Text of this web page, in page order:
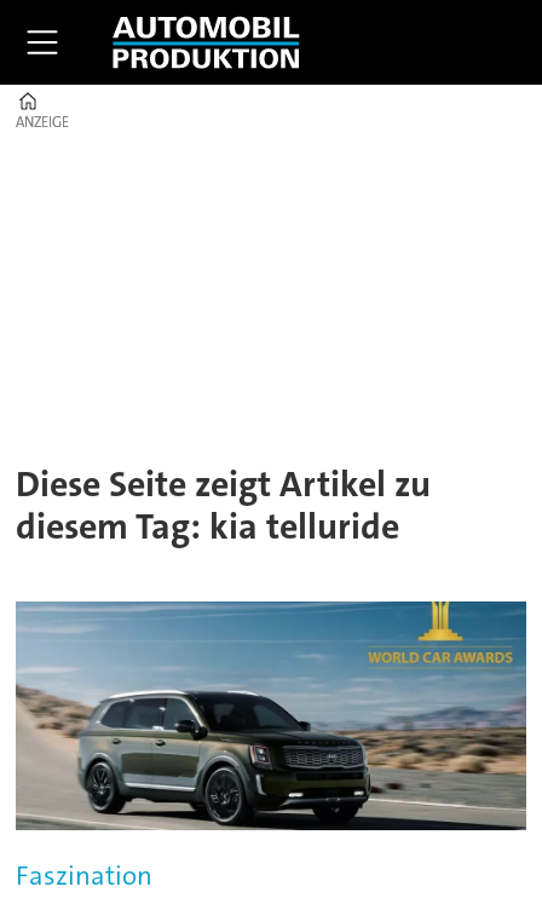
ANZEIGE
ANZEIGE
Diese Seite zeigt Artikel zu
diesem Tag: kia telluride
Faszination